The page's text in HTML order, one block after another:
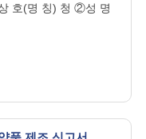
호(명 칭) 청 ②성 명